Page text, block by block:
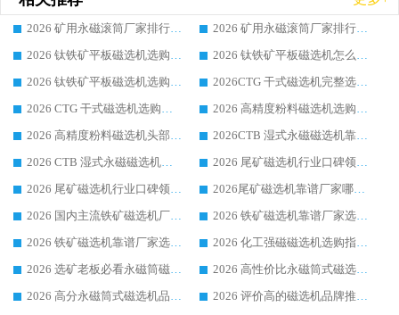
2026 矿用永磁滚筒厂家排行榜选购干货指南 行业口碑标杆华体会手机网页版-华体会(中国) 实力出众
2026 矿用永磁滚筒厂家排行榜选购指南，行业口碑领域强者华体会手机网页版-华体会(中国)
2026 钛铁矿平板磁选机选购全攻略 市场公认优质品牌厂家实力排行榜
2026 钛铁矿平板磁选机怎么选 靠谱生产企业实力排行榜选购参考攻略
2026 钛铁矿平板磁选机选购指南 行业口碑优选品牌生产企业实力排行榜
2026CTG 干式磁选机完整选购指南 行业口碑顶尖靠谱生产龙头厂家实力推荐
2026 CTG 干式磁选机选购指南|行业口碑靠谱生产厂家领域强者推荐
2026 高精度粉料磁选机选购全攻略 行业优质品牌华体会手机网页版-华体会(中国) 实力深度解析
2026 高精度粉料磁选机头部厂家选购指南 行业口碑靠谱品牌推荐 领域强者华体会手机网页版-华体会(中国) 解析
2026CTB 湿式永磁磁选机靠谱厂家实力排行榜 铁矿选矿设备采购全流程选购指南
2026 CTB 湿式永磁磁选机选购指南|行业口碑良好品牌推荐，领域强者华体会手机网页版-华体会(中国)
2026 尾矿磁选机行业口碑领域强者，源头直供国内主流厂家华体会手机网页版-华体会(中国) 一站式服务
2026 尾矿磁选机行业口碑领域强者，源头直供国内主流厂家华体会手机网页版-华体会(中国) 一站式服务
2026尾矿磁选机靠谱厂家哪家好 行业口碑领域强者华体会手机网页版-华体会(中国) 推荐
2026 国内主流铁矿磁选机厂家选购指南|行业口碑好品牌推荐，领域强者华体会手机网页版-华体会(中国)
2026 铁矿磁选机靠谱厂家选购全攻略 行业标杆华体会手机网页版-华体会(中国) 设备性价比出众
2026 铁矿磁选机靠谱厂家选购指南，领域强者华体会手机网页版-华体会(中国) 铁矿磁选机性价比高
2026 化工强磁磁选机选购指南 5 家行业口碑靠谱厂家领域强者推荐
2026 选矿老板必看永磁筒磁选机推荐 行业头部品牌口碑设备选购全攻略
2026 高性价比永磁筒式磁选机品牌盘点 行业强者口碑实测选购完整指南
2026 高分永磁筒式磁选机品牌推荐 选矿设备强者对比测评采购避坑全攻略
2026 评价高的磁选机品牌推荐选购指南，永磁筒式磁选机设备领域强者全景行业口碑解析